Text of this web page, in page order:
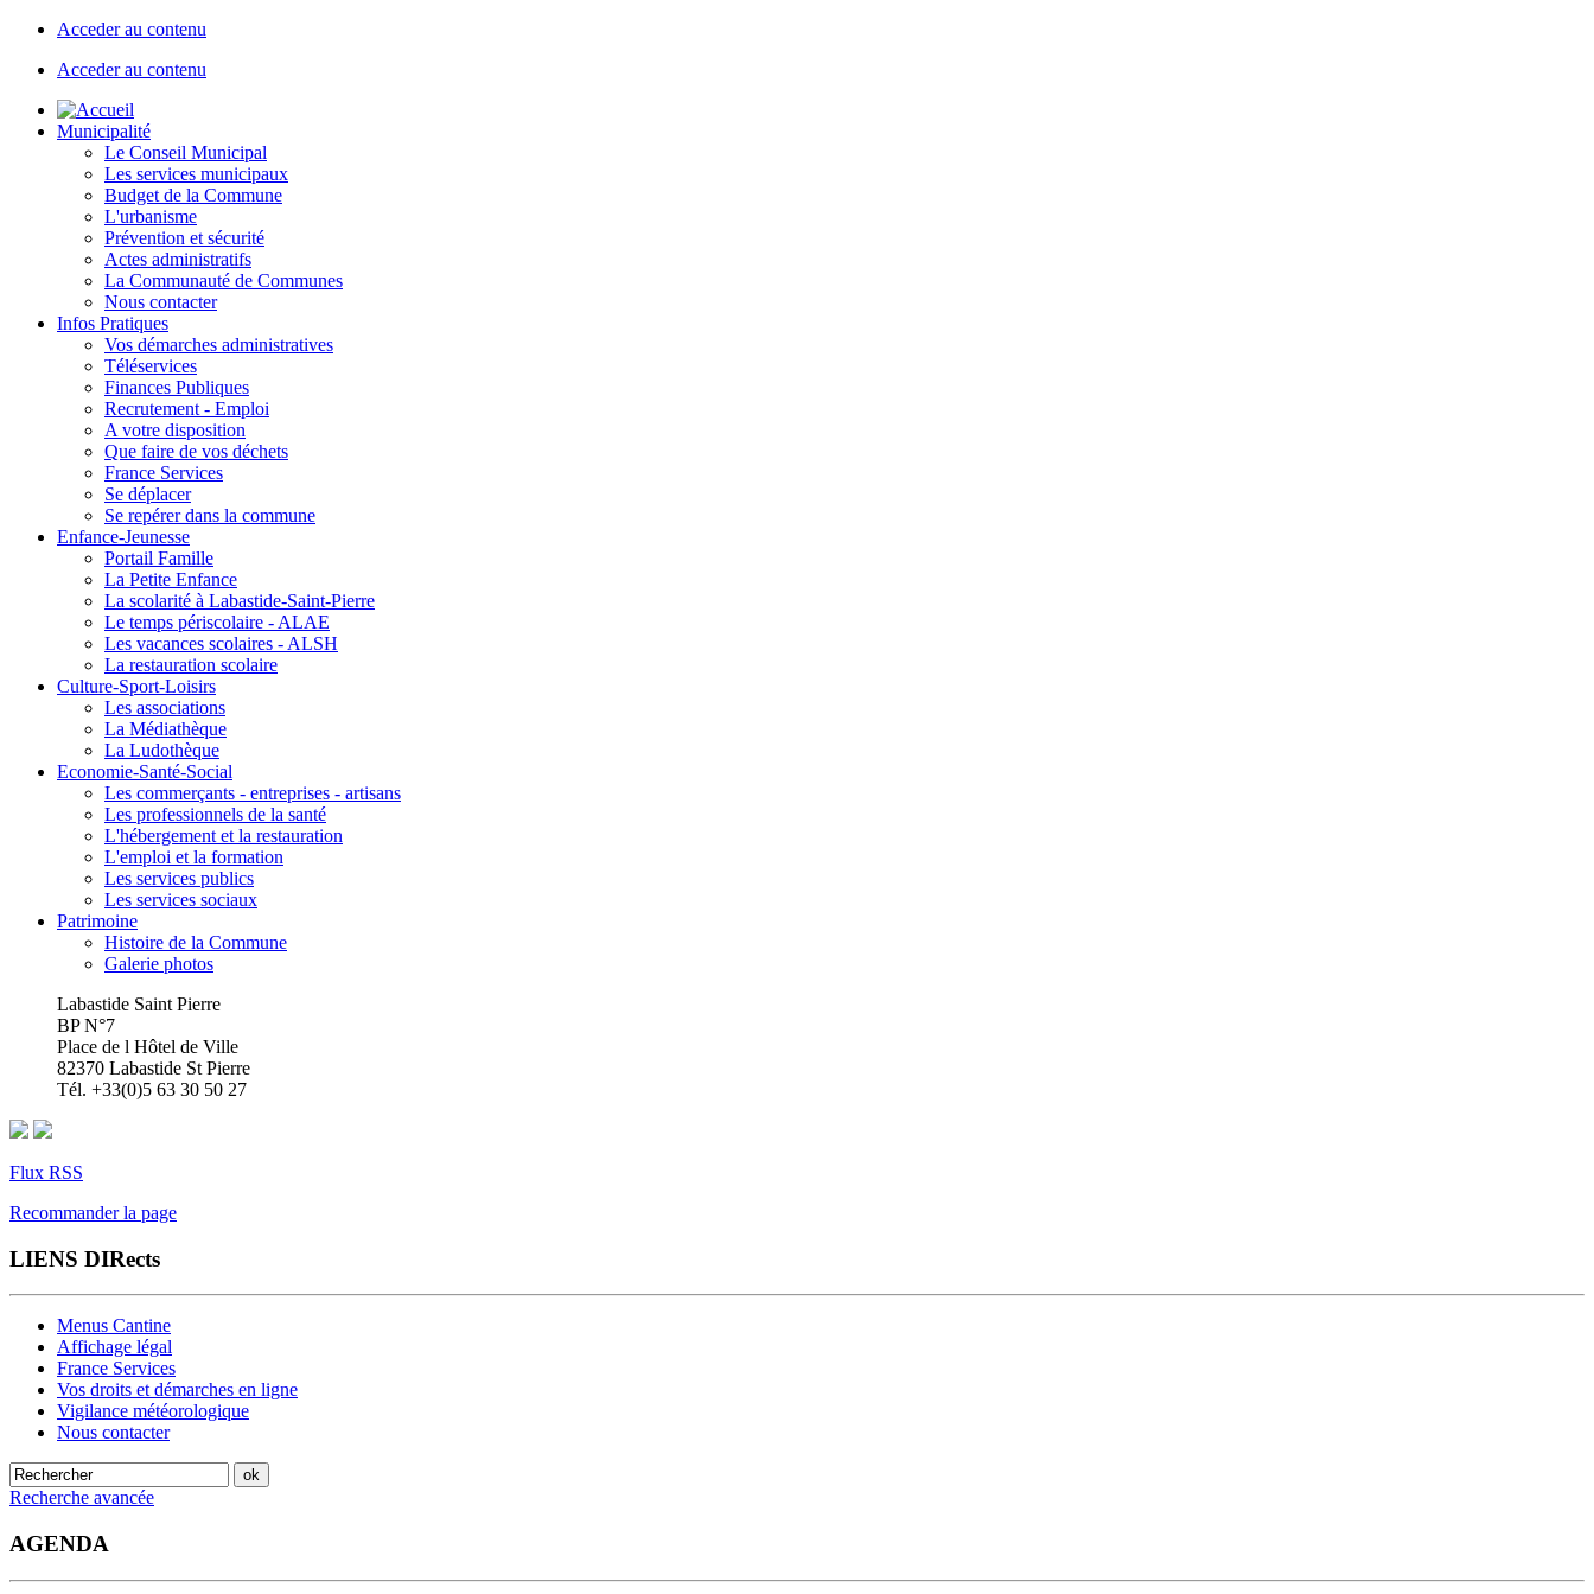
Acceder au contenu
Acceder au contenu
Municipalité
Le Conseil Municipal
Les services municipaux
Budget de la Commune
L'urbanisme
Prévention et sécurité
Actes administratifs
La Communauté de Communes
Nous contacter
Infos Pratiques
Vos démarches administratives
Téléservices
Finances Publiques
Recrutement - Emploi
A votre disposition
Que faire de vos déchets
France Services
Se déplacer
Se repérer dans la commune
Enfance-Jeunesse
Portail Famille
La Petite Enfance
La scolarité à Labastide-Saint-Pierre
Le temps périscolaire - ALAE
Les vacances scolaires - ALSH
La restauration scolaire
Culture-Sport-Loisirs
Les associations
La Médiathèque
La Ludothèque
Economie-Santé-Social
Les commerçants - entreprises - artisans
Les professionnels de la santé
L'hébergement et la restauration
L'emploi et la formation
Les services publics
Les services sociaux
Patrimoine
Histoire de la Commune
Galerie photos
Labastide Saint Pierre
BP N°7
Place de l Hôtel de Ville
82370 Labastide St Pierre
Tél. +33(0)5 63 30 50 27
Flux RSS
Recommander la page
LIENS DIRects
Menus Cantine
Affichage légal
France Services
Vos droits et démarches en ligne
Vigilance météorologique
Nous contacter
Recherche avancée
AGENDA